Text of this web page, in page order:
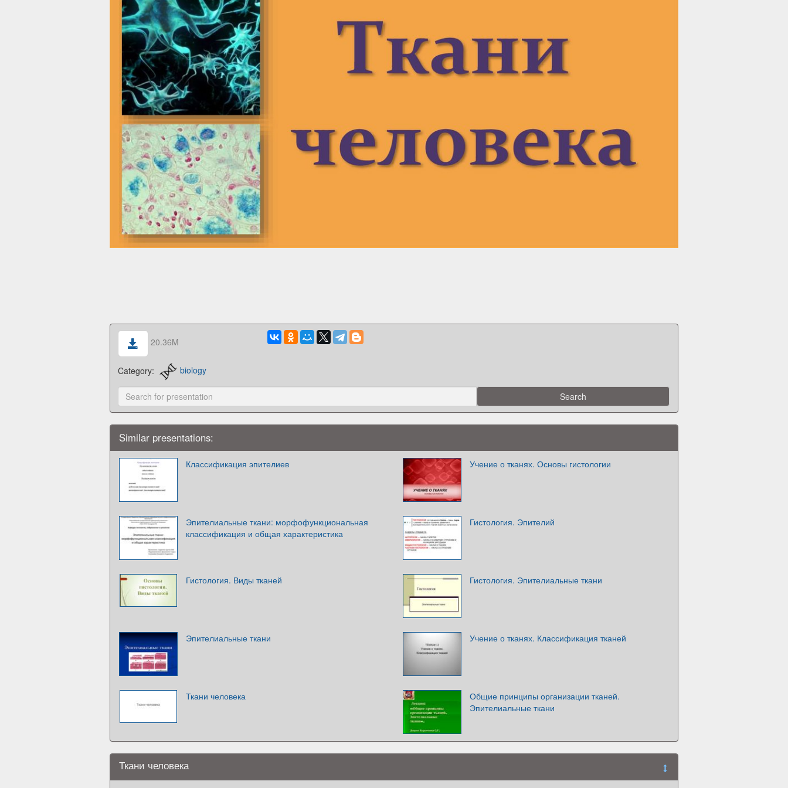
20.36M
Category: biology
Similar presentations:
Классификация эпителиев Учение о тканях. Основы гистологии
Эпителиальные ткани: морфофункциональная
классификация и общая характеристика
Гистология. Эпителий
Гистология. Виды тканей Гистология. Эпителиальные ткани
Эпителиальные ткани Учение о тканях. Классификация тканей
Ткани человека
Общие принципы организации тканей.
Эпителиальные ткани
Ткани человека